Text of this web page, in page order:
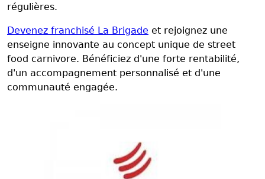
régulières.
Devenez franchisé La Brigade et rejoignez une
enseigne innovante au concept unique de street
food carnivore. Bénéficiez d'une forte rentabilité,
d'un accompagnement personnalisé et d'une
communauté engagée.